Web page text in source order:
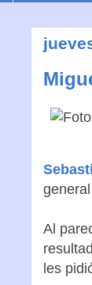
Al
les